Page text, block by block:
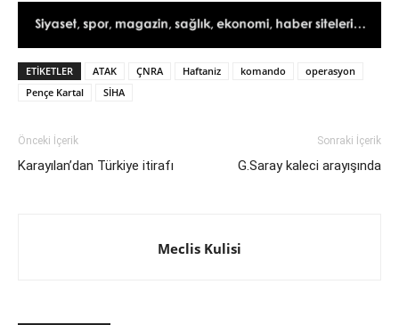
ETIKETLER ATAK ÇNRA Haftaniz komando
operasyon
Pençe Kartal
SİHA
Önceki İçerik
Karayılan’dan Türkiye itirafı
Sonraki İçerik
G.Saray kaleci arayışında
Meclis Kulisi